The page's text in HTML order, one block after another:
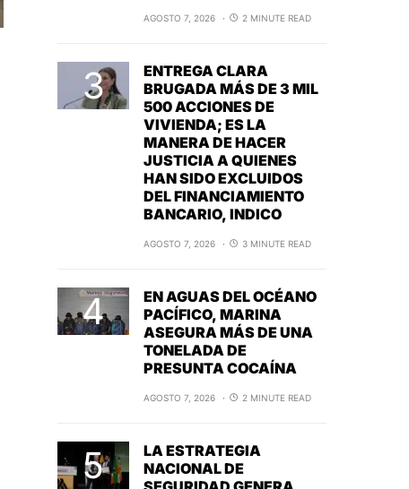
AGOSTO 7, 2026 2 MINUTE READ
ENTREGA CLARA
BRUGADA MÁS DE 3 MIL
500 ACCIONES DE
VIVIENDA; ES LA
MANERA DE HACER
JUSTICIA A QUIENES
HAN SIDO EXCLUIDOS
DEL FINANCIAMIENTO
BANCARIO, INDICO
AGOSTO 7, 2026 3 MINUTE READ
EN AGUAS DEL OCÉANO
PACÍFICO, MARINA
ASEGURA MÁS DE UNA
TONELADA DE
PRESUNTA COCAÍNA
AGOSTO 7, 2026 2 MINUTE READ
LA ESTRATEGIA
NACIONAL DE